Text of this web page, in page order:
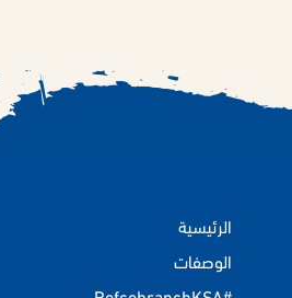
الرئيسية
الوصفات